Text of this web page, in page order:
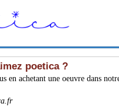
poetica ?
en achetant une oeuvre dans